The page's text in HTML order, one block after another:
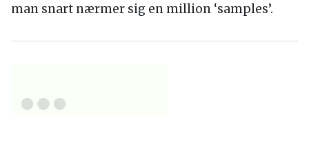
man snart nærmer sig en million ‘samples’.